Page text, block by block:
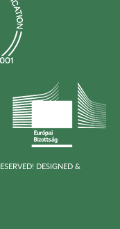
DESIGNED &